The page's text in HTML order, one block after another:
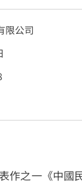
限公司
作之一《中國